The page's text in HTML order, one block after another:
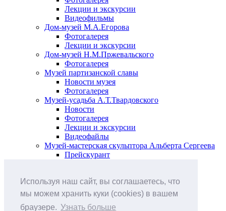
Используя наш сайт, вы соглашаетесь, что
мы можем хранить куки (cookies) в вашем
браузере. Узнать больше
Лекции и экскурсии
Видеофильмы
Дом-музей М.А.Егорова
Фотогалерея
Лекции и экскурсии
Дом-музей Н.М.Пржевальского
Фотогалерея
Музей партизанской славы
Новости музея
Фотогалерея
Музей-усадьба А.Т.Твардовского
Новости
Фотогалерея
Лекции и экскурсии
Видеофайлы
Музей-мастерская скульптора Альберта Сергеева
Прейскурант
Анонс мероприятий
Виртуальные выставки
О музее